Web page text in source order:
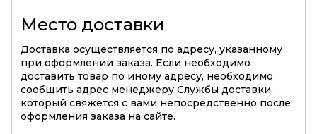
Место доставки
Доставка осуществляется по адресу, указанному
при оформлении заказа. Если необходимо
доставить товар по иному адресу, необходимо
сообщить адрес менеджеру Службы доставки,
который свяжется с вами непосредственно после
оформления заказа на сайте.